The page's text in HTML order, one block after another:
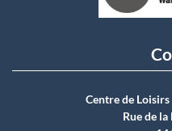
Centre de
Rue de